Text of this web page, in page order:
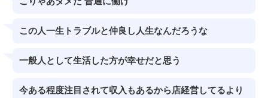
この人一生トラブルと仲良し人生なんだろうな
一般人として生活した方が幸せだと思う
今ある程度注目されて収入もあるから店経営してるより